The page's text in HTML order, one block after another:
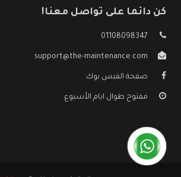
كن دائما على تواصل معنا!
01108098347
support@the-maintenance.com
صفحة الفيس بوك
مفتوح طوال ايام الأسبوع